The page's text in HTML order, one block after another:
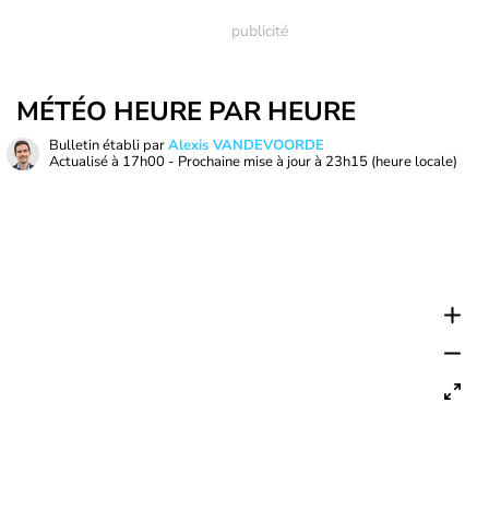
MÉTÉO HEURE PAR HEURE
Bulletin établi parAlexis VANDEVOORDE
Actualisé à 17h00 - Prochaine mise à jour à 23h15 (heure locale)